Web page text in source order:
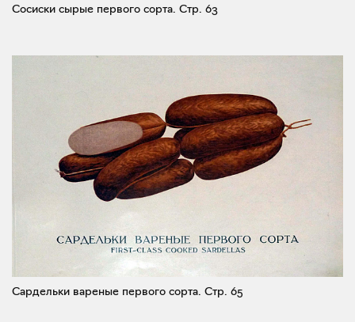
Сосиски сырые первого сорта. Стр. 63
Сардельки вареные первого сорта. Стр. 65